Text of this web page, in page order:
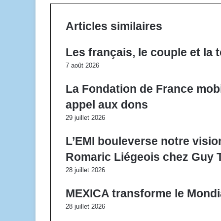
Articles similaires
Les français, le couple et la
7 août 2026
La Fondation de France
appel aux dons
29 juillet 2026
L’EMI bouleverse notre
Romaric Liégeois chez Guy
28 juillet 2026
MEXICA transforme le
28 juillet 2026